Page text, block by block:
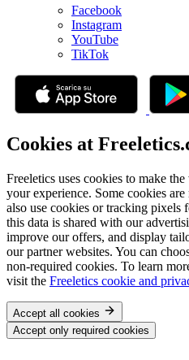
Facebook
Instagram
YouTube
TikTok
Cookies at
Freeletics uses cookies to make
your experience. Some cookies
also use cookies or tracking pixels
this data is shared with our
improve our offers, and display
our partner websites. You can
non-required cookies. To learn
visit the Freeletics cookie and
Accept all cookies
Accept only required cookies